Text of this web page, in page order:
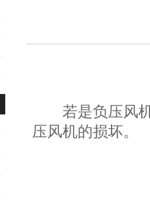
若是负压风机
压风机的损坏。